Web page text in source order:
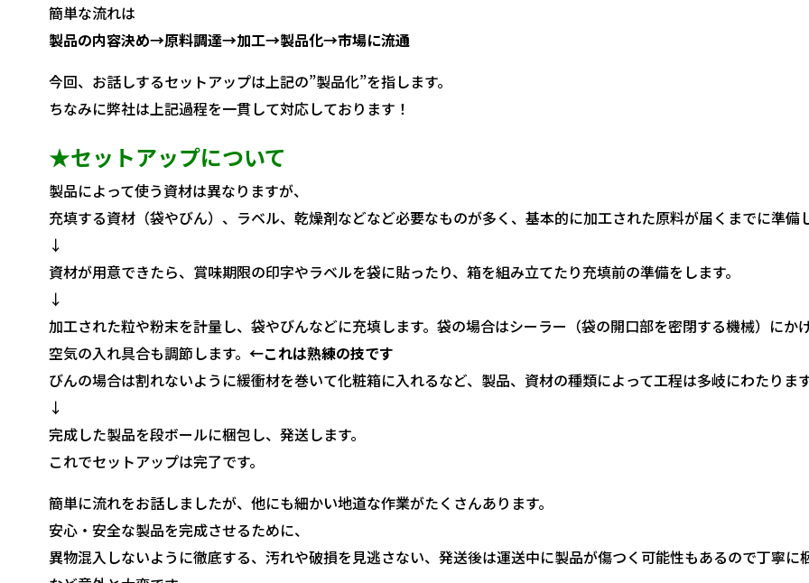
簡単な流れは
製品の内容決め→原料調達→加工→製品化→市場に流通
今回、お話しするセットアップは上記の”製品化”を指します。
ちなみに弊社は上記過程を一貫して対応しております！
★セットアップについて
製品によって使う資材は異なりますが、
充填する資材（袋やびん）、ラベル、乾燥剤などなど必要なものが多く、基本的に加工された原料が届くまでに準備し
↓
資材が用意できたら、賞味期限の印字やラベルを袋に貼ったり、箱を組み立てたり充填前の準備をします。
↓
加工された粒や粉末を計量し、袋やびんなどに充填します。袋の場合はシーラー（袋の開口部を密閉する機械）にかけ
空気の入れ具合も調節します。 ←これは熟練の技です
びんの場合は割れないように緩衝材を巻いて化粧箱に入れるなど、製品、資材の種類によって工程は多岐にわたります
↓
完成した製品を段ボールに梱包し、発送します。
これでセットアップは完了です。
簡単に流れをお話しましたが、他にも細かい地道な作業がたくさんあります。
安心・安全な製品を完成させるために、
異物混入しないように徹底する、汚れや破損を見逃さない、発送後は運送中に製品が傷つく可能性もあるので丁寧に